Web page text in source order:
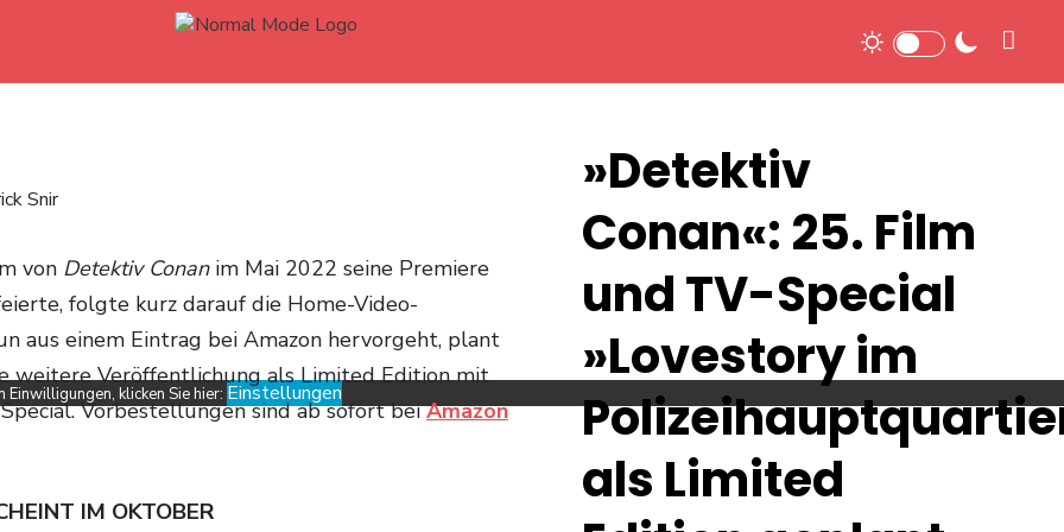
Snir
von Detektiv Conanim Mai 2022 seine Premiere
folgte kurz darauf die Home-Video-
aus einem Eintrag bei Amazon hervorgeht, plant
weitere Veröffentlichung als Limited Edition mit
Vorbestellungen sind ab sofort beiAmazon
IM OKTOBER
»Detektiv
Conan«: 25. Film
und TV-Special
»Lovestory im
als Limited
klicken Sie hier: Einstellungen